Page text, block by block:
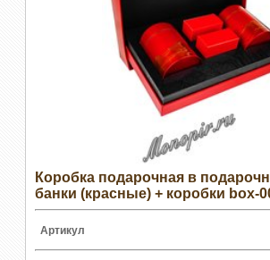
Коробка подарочная в
банки (красные) + коробки box-
Артикул